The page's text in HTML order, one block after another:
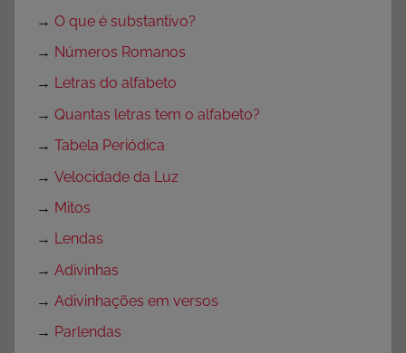
→ O que é substantivo?
→ Números Romanos
→ Letras do alfabeto
→ Quantas letras tem o alfabeto?
→ Tabela Periódica
→ Velocidade da Luz
→ Mitos
→ Lendas
→ Adivinhas
→ Adivinhações em versos
→ Parlendas